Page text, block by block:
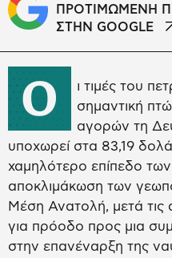
ΠΡΟΤΙΜΩΜΕΝΗ
ΣΤΗΝ GOOGLE
Ο
ι τιμές του
σημαντική
αγορών τη
υποχωρεί στα 83,19
χαμηλότερο επίπεδο
αποκλιμάκωση των
Μέση Ανατολή, μετά τις
για πρόοδο προς μια
στην επανέναρξη της